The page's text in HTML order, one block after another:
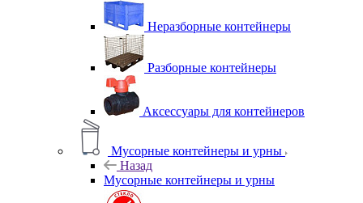
Неразборные контейнеры
Разборные контейнеры
Аксессуары для контейнеров
Мусорные контейнеры и урны
Назад
Мусорные контейнеры и урны